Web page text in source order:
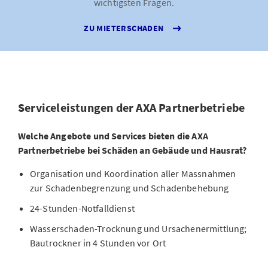
ZU MIETERSCHADEN
Serviceleistungen der AXA Partnerbetriebe
Welche Angebote und Services bieten die AXA
Partnerbetriebe bei Schäden an Gebäude und Hausrat?
Organisation und Koordination aller Massnahmen
zur Schadenbegrenzung und Schadenbehebung
24-Stunden-Notfalldienst
Wasserschaden-Trocknung und Ursachenermittlung;
Bautrockner in 4 Stunden vor Ort